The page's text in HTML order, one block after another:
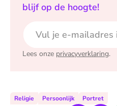
blijf op de hoogte!
Lees onze privacyverklaring.
Religie Persoonlijk Portret